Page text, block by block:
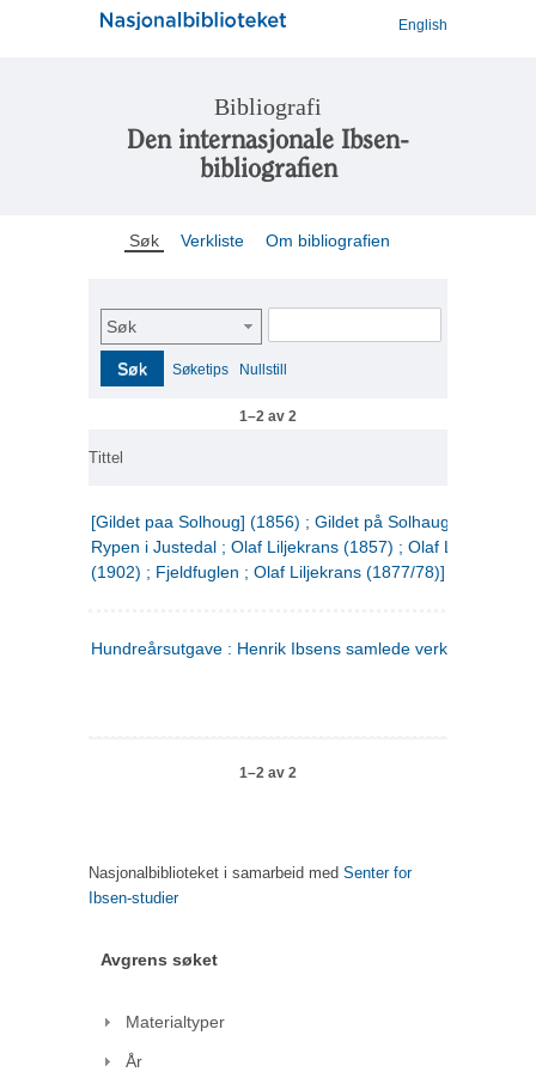
English
Bibliografi
Den internasjonale Ibsen-
bibliografien
Søk Verkliste Om bibliografien
Søk
Søk Søketips Nullstill
1–2 av 2
Tittel
[Gildet paa Solhoug] (1856) ; Gildet på Solhaug (1883) ;
Rypen i Justedal ; Olaf Liljekrans (1857) ; Olaf Liljekrans
(1902) ; Fjeldfuglen ; Olaf Liljekrans (1877/78)]
Hundreårsutgave : Henrik Ibsens samlede verker. 3
1–2 av 2
Nasjonalbiblioteket i samarbeid med Senter for
Ibsen-studier
Avgrens søket
Materialtyper
År